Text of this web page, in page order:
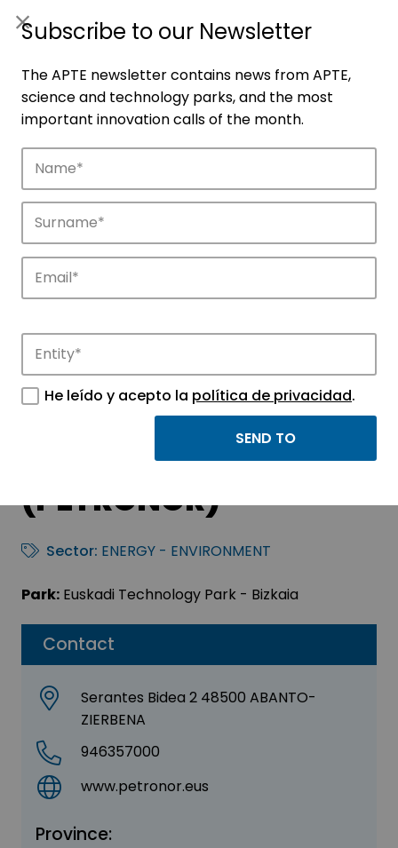
Companies
Discover the companies that drive
innovation in APTE’s parks.
Contact
Serantes Bidea 2 48500 ABANTO-
ZIERBENA
946357000
www.petronor.eus
Province:
PETROLEOS DEL
NORTE, S.A.
(PETRONOR)
Sector: ENERGY - ENVIRONMENT
Park: Euskadi Technology Park - Bizkaia
Subscribe to our Newsletter
The APTE newsletter contains news from APTE,
science and technology parks, and the most
important innovation calls of the month.
He leído y acepto la política de privacidad.